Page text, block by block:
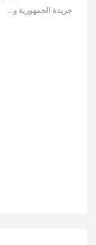
جريدة الجمهورية والعالم